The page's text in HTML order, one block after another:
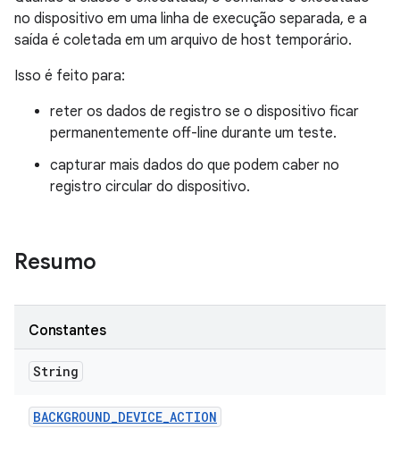
no dispositivo em uma linha de execução separada, e a
saída é coletada em um arquivo de host temporário.
Isso é feito para:
reter os dados de registro se o dispositivo ficar
permanentemente off-line durante um teste.
capturar mais dados do que podem caber no
registro circular do dispositivo.
Resumo
Constantes
String
BACKGROUND_DEVICE_ACTION